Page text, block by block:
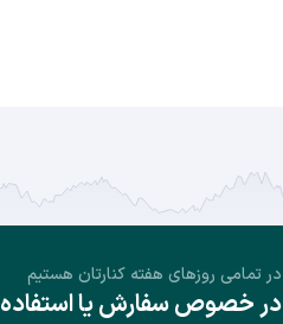
در تمامی روز‌های هفته کنارتان هستیم
در خصوص سفارش یا استفاده